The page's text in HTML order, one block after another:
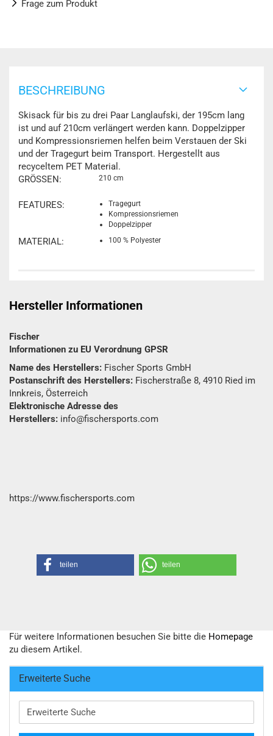
Frage zum Produkt
BESCHREIBUNG
Skisack für bis zu drei Paar Langlaufski, der 195cm lang
ist und auf 210cm verlängert werden kann. Doppelzipper
und Kompressionsriemen helfen beim Verstauen der Ski
und der Tragegurt beim Transport. Hergestellt aus
recyceltem PET Material.
GRÖSSEN:
210 cm
FEATURES:
Tragegurt
Kompressionsriemen
Doppelzipper
MATERIAL: 100 % Polyester
Hersteller Informationen
Fischer
Informationen zu EU Verordnung GPSR
Name des Herstellers: Fischer Sports GmbH
Postanschrift des Herstellers: Fischerstraße 8, 4910 Ried im
Innkreis, Österreich
Elektronische Adresse des
Herstellers: info@fischersports.com
https://www.fischersports.com
teilen teilen
Für weitere Informationen besuchen Sie bitte die Homepage
zu diesem Artikel.
Erweiterte Suche
Erweiterte
Suche